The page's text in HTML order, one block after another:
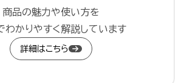
商品の魅力や使い方を
わかりやすく解説しています
詳細はこちら